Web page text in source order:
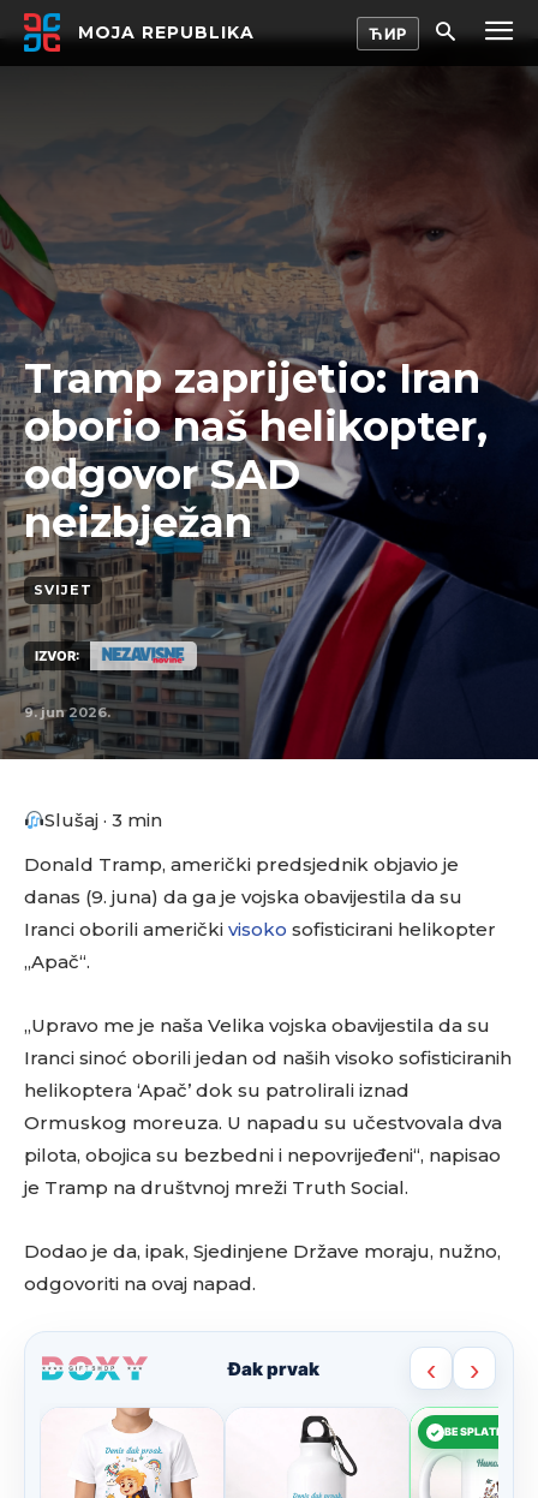
MOJA REPUBLIKA
Tramp zaprijetio: Iran
oborio naš helikopter,
odgovor SAD
neizbježan
SVIJET
IZVOR:
9. jun 2026.
Slušaj · 3 min
Donald Tramp, američki predsjednik objavio je
danas (9. juna) da ga je vojska obavijestila da su
Iranci oborili američki visoko sofisticirani helikopter
„Apač“.
„Upravo me je naša Velika vojska obavijestila da su
Iranci sinoć oborili jedan od naših visoko sofisticiranih
helikoptera ‘Apač’ dok su patrolirali iznad
Ormuskog moreuza. U napadu su učestvovala dva
pilota, obojica su bezbedni i nepovrijeđeni“, napisao
je Tramp na društvnoj mreži Truth Social.
Dodao je da, ipak, Sjedinjene Države moraju, nužno,
odgovoriti na ovaj napad.